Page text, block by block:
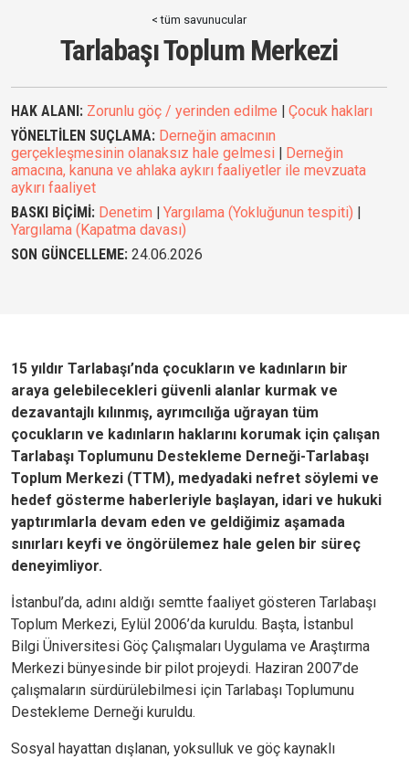
< tüm savunucular
Tarlabaşı Toplum Merkezi
HAK ALANI: Zorunlu göç / yerinden edilme
Çocuk hakları
YÖNELTİLEN SUÇLAMA: Derneğin amacının
gerçekleşmesinin olanaksız hale gelmesi
Derneğin
amacına, kanuna ve ahlaka aykırı faaliyetler ile mevzuata
aykırı faaliyet
BASKI BİÇİMİ: Denetim Yargılama (Yokluğunun tespiti)
Yargılama (Kapatma davası)
SON GÜNCELLEME: 24.06.2026
15 yıldır Tarlabaşı’nda çocukların ve kadınların bir
araya gelebilecekleri güvenli alanlar kurmak ve
dezavantajlı kılınmış, ayrımcılığa uğrayan tüm
çocukların ve kadınların haklarını korumak için çalışan
Tarlabaşı Toplumunu Destekleme Derneği-Tarlabaşı
Toplum Merkezi (TTM), medyadaki nefret söylemi ve
hedef gösterme haberleriyle başlayan, idari ve hukuki
yaptırımlarla devam eden ve geldiğimiz aşamada
sınırları keyfi ve öngörülemez hale gelen bir süreç
deneyimliyor.
İstanbul’da, adını aldığı semtte faaliyet gösteren Tarlabaşı
Toplum Merkezi, Eylül 2006’da kuruldu. Başta, İstanbul
Bilgi Üniversitesi Göç Çalışmaları Uygulama ve Araştırma
Merkezi bünyesinde bir pilot projeydi. Haziran 2007’de
çalışmaların sürdürülebilmesi için Tarlabaşı Toplumunu
Destekleme Derneği kuruldu.
Sosyal hayattan dışlanan, yoksulluk ve göç kaynaklı